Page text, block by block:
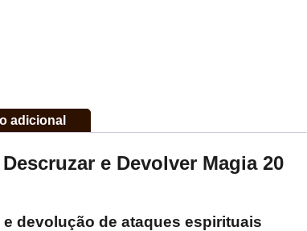
adicional
e Devolver Magia 20
devolução de ataques espirituais